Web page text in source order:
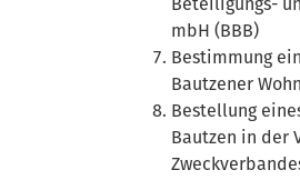
mbH (BBB)
Bestimmung
Bautzener
Bestellung
Bautzen in der